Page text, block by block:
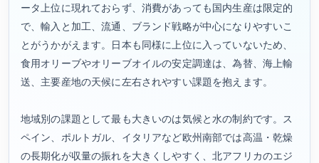
ータ上位に現れておらず、消費があっても国内生産は限定的
で、輸入と加工、流通、ブランド戦略が中心になりやすいこ
とがうかがえます。日本も同様に上位に入っていないため、
食用オリーブやオリーブオイルの安定調達は、為替、海上輸
送、主要産地の天候に左右されやすい課題を抱えます。
地域別の課題として最も大きいのは気候と水の制約です。ス
ペイン、ポルトガル、イタリアなど欧州南部では高温・乾燥
の長期化が収量の振れを大きくしやすく、北アフリカのエジ